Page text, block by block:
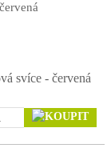
svíce - červená